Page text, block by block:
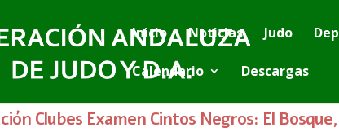
Inicio Noticias Judo
Calendario Descargas
Clubes Examen Cintos Negros: El